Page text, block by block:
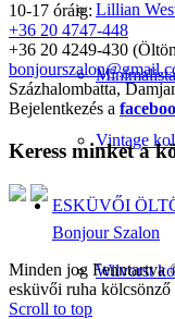
Lillian
Vintage
ESKÜVŐI
Wilvorst
10-17 óráig:
+36 20 4747-448
+36 20 4249-430
Százhalombatta,
Bejelentkezés a
Keress minket a
Bonjour Szalon
Minden jog Fenntartva
esküvői ruha kölcsönző
Scroll to top